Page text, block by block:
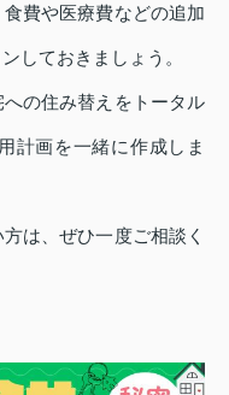
費や医療費などの追加
しておきましょう。
の住み替えをトータル
計画を一緒に作成しま
は、ぜひ一度ご相談く